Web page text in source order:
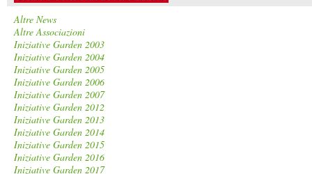
Altre News
Altre Associazioni
Iniziative Garden 2003
Iniziative Garden 2004
Iniziative Garden 2005
Iniziative Garden 2006
Iniziative Garden 2007
Iniziative Garden 2012
Iniziative Garden 2013
Iniziative Garden 2014
Iniziative Garden 2015
Iniziative Garden 2016
Iniziative Garden 2017